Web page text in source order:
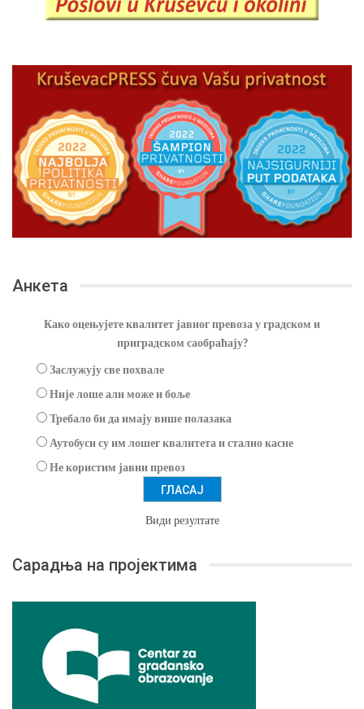
Анкета
Како оцењујете квалитет јавног превоза у градском и
приградском саобраћају?
Заслужују све похвале
Није лоше али може и боље
Требало би да имају више полазака
Аутобуси су им лошег квалитета и стално касне
Не користим јавни превоз
Види резултате
Сарадња на пројектима